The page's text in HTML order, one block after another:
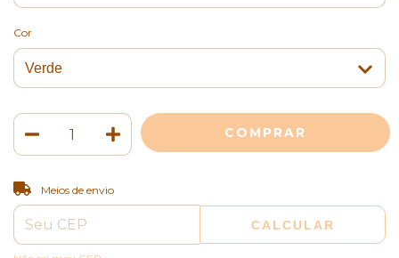
Cor
Entregas para o CEP:
Meios de envio
CALCULAR